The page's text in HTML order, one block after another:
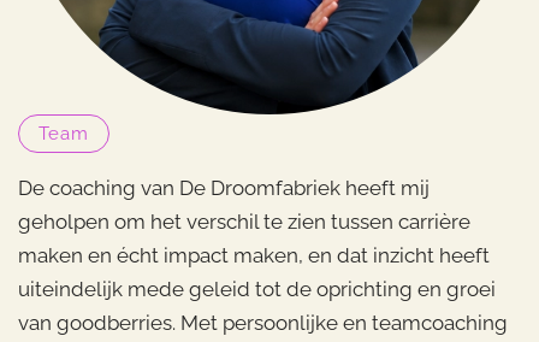
Team
De coaching van De Droomfabriek heeft mij
geholpen om het verschil te zien tussen carrière
maken en écht impact maken, en dat inzicht heeft
uiteindelijk mede geleid tot de oprichting en groei
van goodberries. Met persoonlijke en teamcoaching